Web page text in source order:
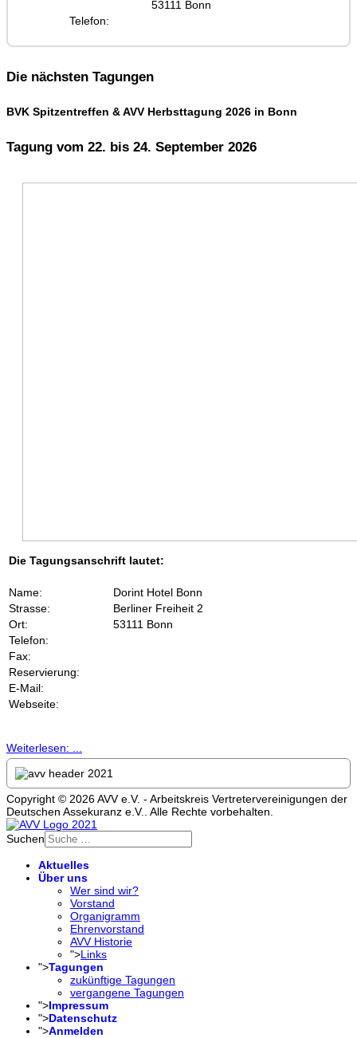
53111 Bonn
Telefon:
Die nächsten Tagungen
BVK Spitzentreffen & AVV Herbsttagung 2026 in Bonn
Tagung vom 22. bis 24. September 2026
Die Tagungsanschrift lautet:
Name:
Dorint Hotel Bonn
Strasse:
Berliner Freiheit 2
Ort:
53111 Bonn
Telefon:
Fax:
Reservierung:
E-Mail:
Webseite:
Weiterlesen: ...
Copyright © 2026 AVV e.V. - Arbeitskreis Vertretervereinigungen der
Deutschen Assekuranz e.V.. Alle Rechte vorbehalten.
Suchen
Aktuelles
Über uns
Wer sind wir?
Vorstand
Organigramm
Ehrenvorstand
AVV Historie
">Links
">Tagungen
zukünftige Tagungen
vergangene Tagungen
">Impressum
">Datenschutz
">Anmelden